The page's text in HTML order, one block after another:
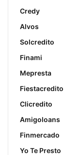
Credy
Alvos
Solcredito
Finami
Mepresta
Fiestacredito
Clicredito
Amigoloans
Finmercado
Yo Te Presto